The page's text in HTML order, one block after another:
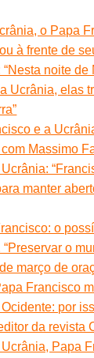
o Papa
à frente de
“Nesta noite
Ucrânia, elas
e a
Massimo
manter
o
“Preservar o
março de
Francisco
por
da revista
Papa